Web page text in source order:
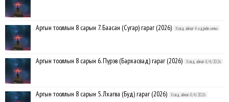
Аргын тооллын 8 сарын 7. Баасан (Сугар) гараг (2026) Ховд аймаг-4 өдрийн өмнө
Аргын тооллын 8 сарын 6. Пүрэв (Бархасвад) гараг (2026) Ховд аймаг-8/4/2026
Аргын тооллын 8 сарын 5. Лхагва (Буд) гараг (2026) Ховд аймаг-8/4/2026